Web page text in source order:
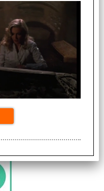
HDD (DOPPIO DISCO)
locale: Spedizione immediata